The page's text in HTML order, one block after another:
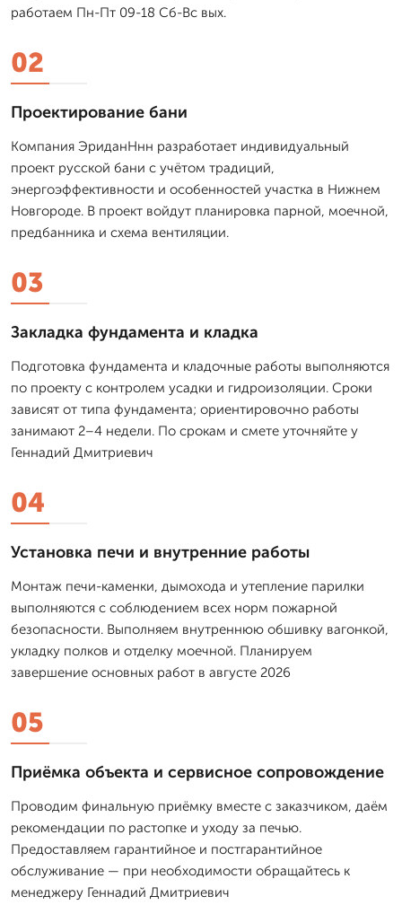
работаем Пн-Пт 09-18 Сб-Вс вых.
02
Проектирование бани
Компания ЭриданНнн разработает индивидуальный
проект русской бани с учётом традиций,
энергоэффективности и особенностей участка в Нижнем
Новгороде. В проект войдут планировка парной, моечной,
предбанника и схема вентиляции.
03
Закладка фундамента и кладка
Подготовка фундамента и кладочные работы выполняются
по проекту с контролем усадки и гидроизоляции. Сроки
зависят от типа фундамента; ориентировочно работы
занимают 2–4 недели. По срокам и смете уточняйте у
Геннадий Дмитриевич
04
Установка печи и внутренние работы
Монтаж печи-каменки, дымохода и утепление парилки
выполняются с соблюдением всех норм пожарной
безопасности. Выполняем внутреннюю обшивку вагонкой,
укладку полков и отделку моечной. Планируем
завершение основных работ в августе 2026
05
Приёмка объекта и сервисное сопровождение
Проводим финальную приёмку вместе с заказчиком, даём
рекомендации по растопке и уходу за печью.
Предоставляем гарантийное и постгарантийное
обслуживание — при необходимости обращайтесь к
менеджеру Геннадий Дмитриевич